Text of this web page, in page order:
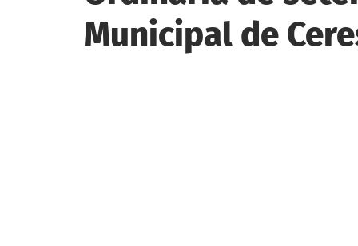
Municipal de